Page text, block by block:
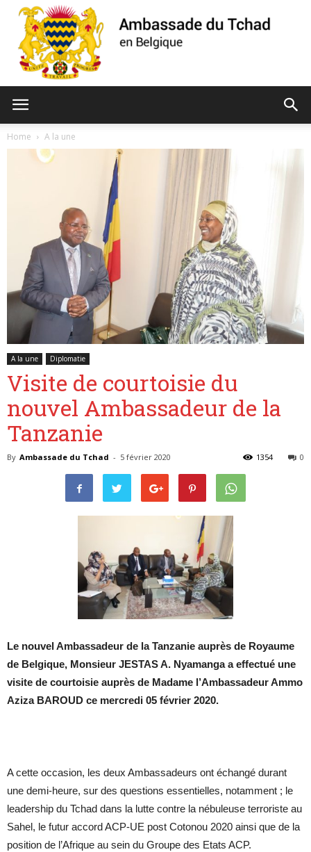
de
Home A la une
A la une Diplomatie
Visite de courtoisie du
nouvel Ambassadeur de la
Tanzanie
By Ambassade du Tchad - 5 février 2020 0
1354
Le nouvel Ambassadeur de la Tanzanie auprès de Royaume
de Belgique, Monsieur JESTAS A. Nyamanga a effectué une
visite de courtoisie auprès de Madame l’Ambassadeur Ammo
Aziza BAROUD ce mercredi 05 février 2020.
A cette occasion, les deux Ambassadeurs ont échangé durant
une demi-heure, sur des questions essentielles, notamment ; le
leadership du Tchad dans la lutte contre la nébuleuse terroriste au
Sahel, le futur accord ACP-UE post Cotonou 2020 ainsi que de la
position de l’Afrique au sein du Groupe des Etats ACP.